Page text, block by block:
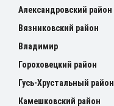
Александровский район
Вязниковский район
Владимир
Гороховецкий район
Гусь-Хрустальный район
Камешковский район